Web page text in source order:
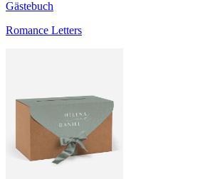
Gästebuch
Romance Letters